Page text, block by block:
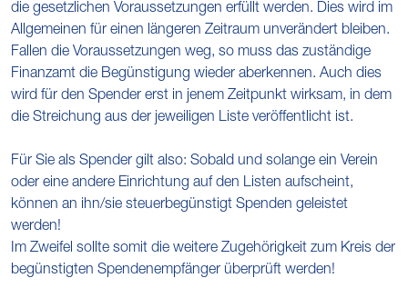
die gesetzlichen Voraussetzungen erfüllt werden. Dies wird im
Allgemeinen für einen längeren Zeitraum unverändert bleiben.
Fallen die Voraussetzungen weg, so muss das zuständige
Finanzamt die Begünstigung wieder aberkennen. Auch dies
wird für den Spender erst in jenem Zeitpunkt wirksam, in dem
die Streichung aus der jeweiligen Liste veröffentlicht ist.
Für Sie als Spender gilt also: Sobald und solange ein Verein
oder eine andere Einrichtung auf den Listen aufscheint,
können an ihn/sie steuerbegünstigt Spenden geleistet
werden!
Im Zweifel sollte somit die weitere Zugehörigkeit zum Kreis der
begünstigten Spendenempfänger überprüft werden!